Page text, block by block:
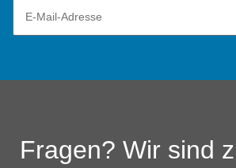
Fragen? Wir sind